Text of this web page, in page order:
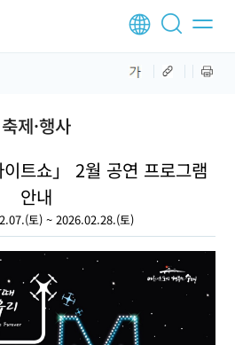
축제·행사
이트쇼」 2월 공연 프로그램
안내
토) ~ 2026.02.28.(토)